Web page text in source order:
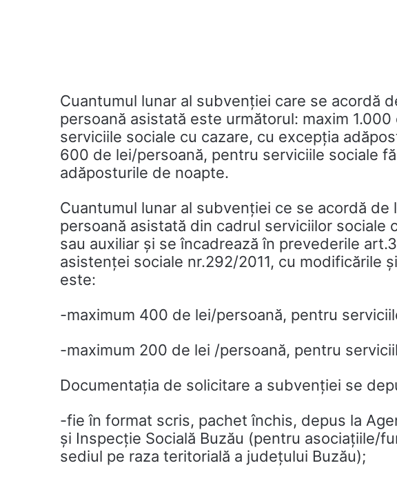
Cuantumul lunar al subvenţiei care se acordă
persoană asistată este următorul: maxim
serviciile sociale cu cazare, cu excepţia
600 de lei/persoană, pentru serviciile sociale
adăposturile de noapte.
Cuantumul lunar al subvenției ce se acordă
persoană asistată din cadrul serviciilor sociale
sau auxiliar și se încadrează în prevederile
asistenței sociale nr.292/2011, cu modificările
este:
-maximum 400 de lei/persoană, pentru
-maximum 200 de lei /persoană, pentru
Documentația de solicitare a subvenției se
-fie în format scris, pachet închis, depus la
și Inspecție Socială Buzău (pentru asociațiile/
sediul pe raza teritorială a județului Buzău);